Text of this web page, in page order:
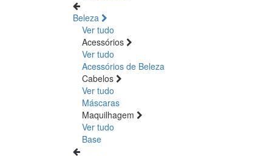
Beleza
Ver tudo
Acessórios
Ver tudo
Acessórios de Beleza
Cabelos
Ver tudo
Máscaras
Maquilhagem
Ver tudo
Base